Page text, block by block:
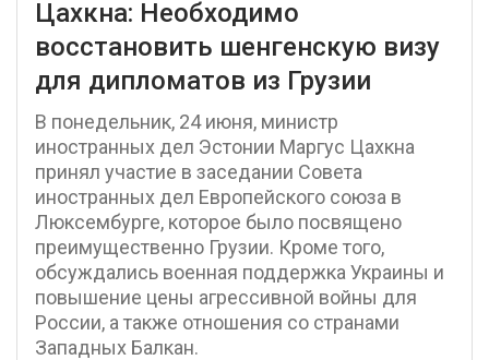
Цахкна: Необходимо
восстановить шенгенскую визу
для дипломатов из Грузии
В понедельник, 24 июня, министр
иностранных дел Эстонии Маргус Цахкна
принял участие в заседании Совета
иностранных дел Европейского союза в
Люксембурге, которое было посвящено
преимущественно Грузии. Кроме того,
обсуждались военная поддержка Украины и
повышение цены агрессивной войны для
России, а также отношения со странами
Западных Балкан.